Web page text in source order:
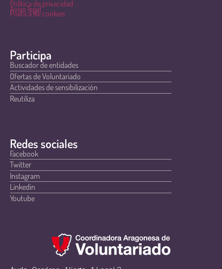
Política de privacidad
Aviso legal
Política de cookies
Participa
Buscador de entidades
Ofertas de Voluntariado
Actividades de sensibilización
Reutiliza
Redes sociales
Facebook
Twitter
Instagram
Linkedin
Youtube